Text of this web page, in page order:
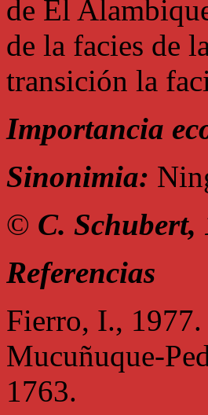
de El
de la facies de
transición la
Importancia
Sinonimia:
© C. Schubert,
Referencias
Fierro, I.,
Mucuñuque-
1763.